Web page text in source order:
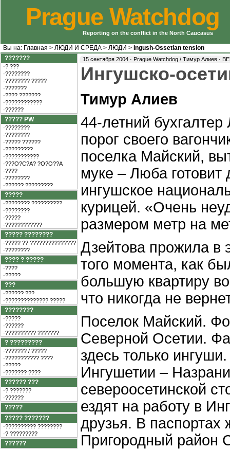
Prague Watchdog
Reporting on the conflict in the North Caucasus
Вы на: Главная > ЛЮДИ И СРЕДА > ЛЮДИ > Ingush-Ossetian tension
???????
·? ???
·????????
·???????? ?????
·???????
·???? ???????
·????????????
·??????
????? PW
·????????
·????????
·????? ??????
·?????????
·???????????
·???O?C?A? ?O?O??A
·????
·????????
·?????? ?????????
?????
·???????? ??????????
·????????
·?????
·????????????
????? ????????
·????? ?? ???????????????
·????????
???? ? ?????
·????
·?????
???
·?????? ???
·?????????????? ?????
????????
·?????
·??????
·?????????? ???????
? ?????????
·??????? / ?????
·??????????? ????
·?????
·??????? ????
?????? ???
·? ???????
·??????
?????
????? ???????
·?????????? ????????
·? ?????????
??????
15 сентября 2004 · Prague Watchdog / Тимур Алиев ·
Ингушско-
Тимур Алиев
44-летний
порог своего
поселка Майский,
муке – Люба
ингушское
курицей. «Очень
размером метр на
Дзейтова прожила в
того момента, как
большую квартиру
что никогда не
Поселок Майский.
Северной Осетии.
здесь только
Ингушетии –
североосетинской
ездят на работу в
друзья. В паспортах
Пригородный район